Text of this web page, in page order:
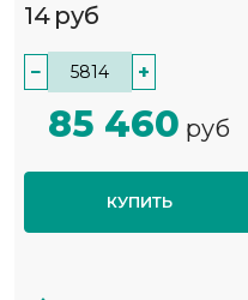
14 руб
− +
85 460 руб
КУПИТЬ